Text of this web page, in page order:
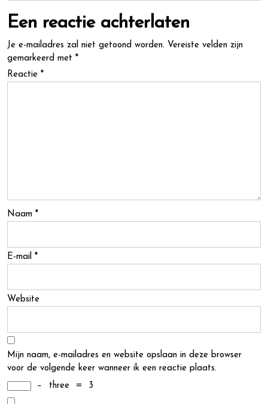
Een reactie achterlaten
Je e-mailadres zal niet getoond worden. Vereiste velden zijn
gemarkeerd met *
Reactie *
Naam *
E-mail *
Website
Mijn naam, e-mailadres en website opslaan in deze browser
voor de volgende keer wanneer ik een reactie plaats.
−
three = 3